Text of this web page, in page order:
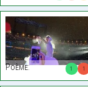
1 1
Poème: